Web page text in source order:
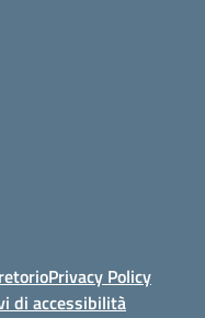
Privacy Policy
di accessibilità